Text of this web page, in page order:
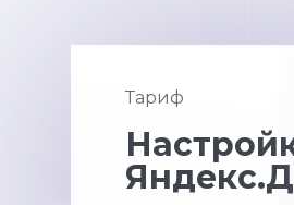
Тариф